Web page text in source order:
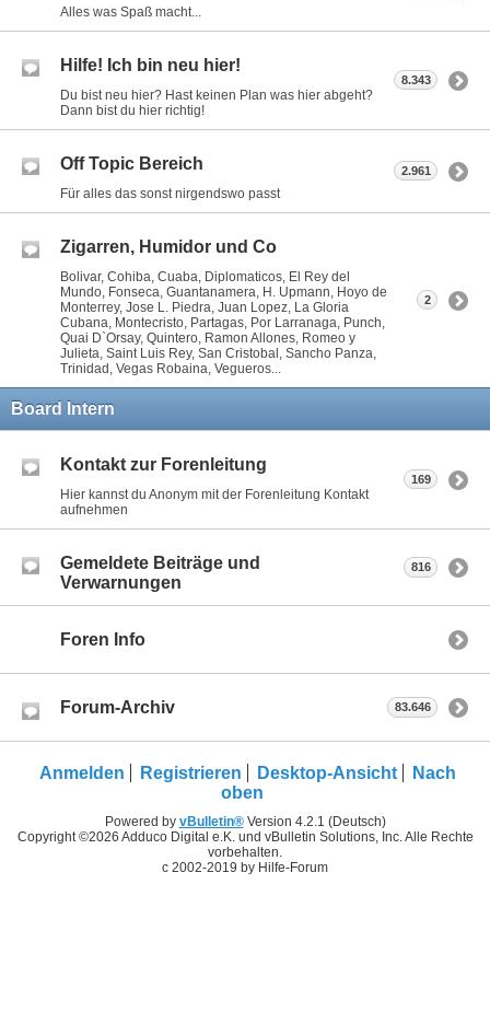
Alles was Spaß macht...
Hilfe! Ich bin neu hier!
Du bist neu hier? Hast keinen Plan was hier abgeht?
Dann bist du hier richtig!
8.343
Off Topic Bereich
Für alles das sonst nirgendswo passt
2.961
Zigarren, Humidor und Co
Bolivar, Cohiba, Cuaba, Diplomaticos, El Rey del
Mundo, Fonseca, Guantanamera, H. Upmann, Hoyo de
Monterrey, Jose L. Piedra, Juan Lopez, La Gloria
Cubana, Montecristo, Partagas, Por Larranaga, Punch,
Quai D`Orsay, Quintero, Ramon Allones, Romeo y
Julieta, Saint Luis Rey, San Cristobal, Sancho Panza,
Trinidad, Vegas Robaina, Vegueros...
2
Board Intern
Kontakt zur Forenleitung
Hier kannst du Anonym mit der Forenleitung Kontakt
aufnehmen
169
Gemeldete Beiträge und
Verwarnungen
816
Foren Info
Forum-Archiv 83.646
Anmelden Registrieren Desktop-Ansicht
Nach
oben
Powered by vBulletin®Version 4.2.1 (Deutsch)
Copyright ©2026 Adduco Digital e.K. und vBulletin Solutions, Inc. Alle Rechte
vorbehalten.
c 2002-2019 by Hilfe-Forum